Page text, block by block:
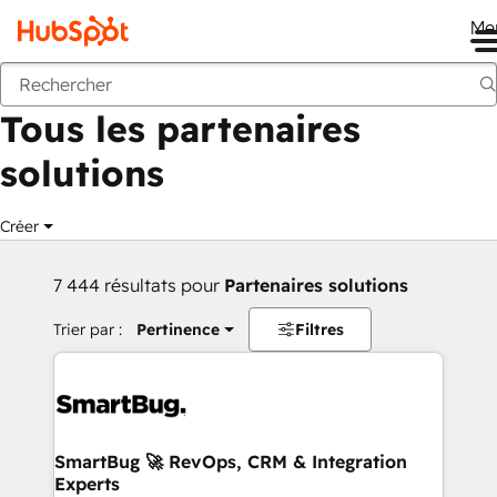
Retour
Tous les partenaires
solutions
Créer
7 444 résultats pour Partenaires solutions
Trier par : Pertinence Filtres
SmartBug 🚀 RevOps, CRM & Integration
Experts